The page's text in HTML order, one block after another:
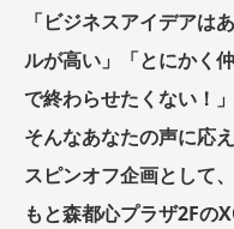
「ビジネスアイデアは
ルが高い」「とにかく
で終わらせたくない！」
そんなあなたの声に応
スピンオフ企画として
もと森都心プラザ2Fの